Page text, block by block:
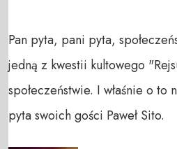
Pan pyta, pani pyta,
jedną z kwestii kultowego
społeczeństwie. I właśnie o to
pyta swoich gości Paweł Sito.